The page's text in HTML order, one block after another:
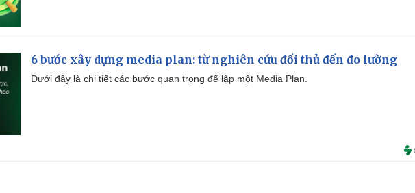
6 bước xây dựng media plan: từ nghiên cứu đối thủ đến đo lường
Dưới đây là chi tiết các bước quan trọng để lập một Media Plan.